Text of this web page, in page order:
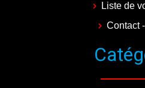
Liste de
Contact